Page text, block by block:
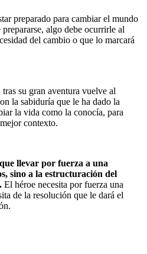
preparado para cambiar el mundo
algo debe ocurrirle al
del cambio o que lo marcará
tras su gran aventura vuelve al
la sabiduría que le ha dado la
la vida como la conocía, para
contexto.
llevar por fuerza a una
sino a la estructuración del
El héroe necesita por fuerza una
de la resolución que le dará el